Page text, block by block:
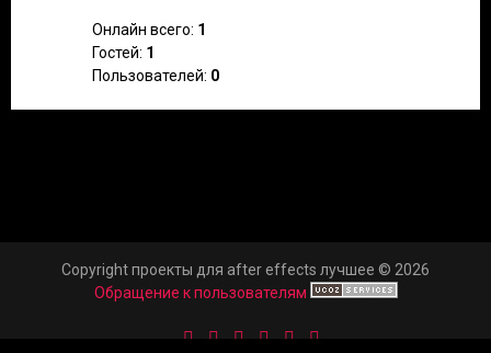
Онлайн всего: 1
Гостей: 1
Пользователей: 0
Copyright проекты для after effects лучшее © 2026
Обращение к пользователям